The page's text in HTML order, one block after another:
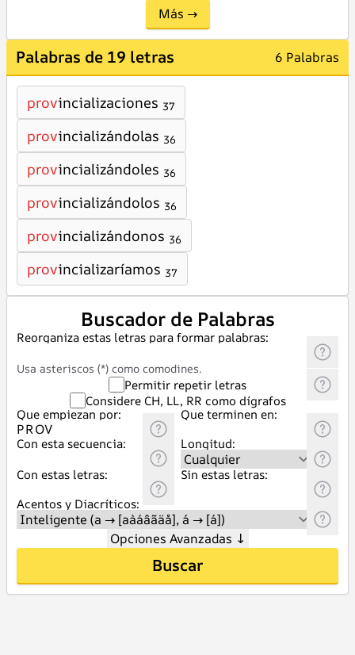
Más →
Palabras de 19 letras 6 Palabras
provincializaciones 37
provincializándolas 36
provincializándoles 36
provincializándolos 36
provincializándonos 36
provincializaríamos 37
Buscador de Palabras
Reorganiza estas letras para formar palabras:
Usa asteriscos (*) como comodines.
Permitir repetir letras
Considere CH, LL, RR como dígrafos
Que empiezan por:
Que terminen en:
Con esta secuencia:
Longitud:
Con estas letras:
Sin estas letras:
Acentos y Diacríticos:
Opciones Avanzadas ↓
Buscar